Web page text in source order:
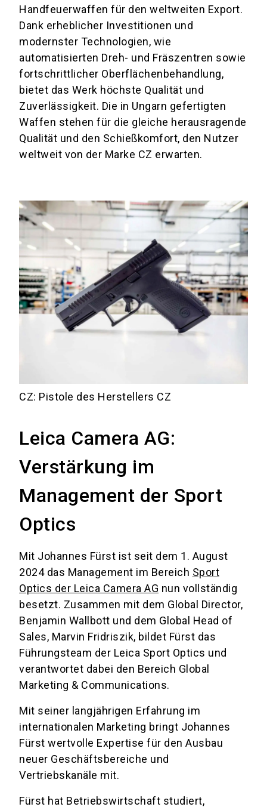
Handfeuerwaffen für den weltweiten Export.
Dank erheblicher Investitionen und
modernster Technologien, wie
automatisierten Dreh- und Fräszentren sowie
fortschrittlicher Oberflächenbehandlung,
bietet das Werk höchste Qualität und
Zuverlässigkeit. Die in Ungarn gefertigten
Waffen stehen für die gleiche herausragende
Qualität und den Schießkomfort, den Nutzer
weltweit von der Marke CZ erwarten.
CZ: Pistole des Herstellers CZ
Leica Camera AG:
Verstärkung im
Management der Sport
Optics
Mit Johannes Fürst ist seit dem 1. August
2024 das Management im Bereich Sport
Optics der Leica Camera AG nun vollständig
besetzt. Zusammen mit dem Global Director,
Benjamin Wallbott und dem Global Head of
Sales, Marvin Fridriszik, bildet Fürst das
Führungsteam der Leica Sport Optics und
verantwortet dabei den Bereich Global
Marketing & Communications.
Mit seiner langjährigen Erfahrung im
internationalen Marketing bringt Johannes
Fürst wertvolle Expertise für den Ausbau
neuer Geschäftsbereiche und
Vertriebskanäle mit.
Fürst hat Betriebswirtschaft studiert,